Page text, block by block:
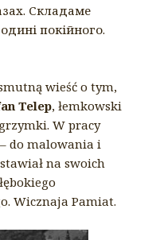
Складаме
покійного.
wieść o tym,
Telep, łemkowski
W pracy
– do malowania i
na swoich
Wicznaja Pamiat.